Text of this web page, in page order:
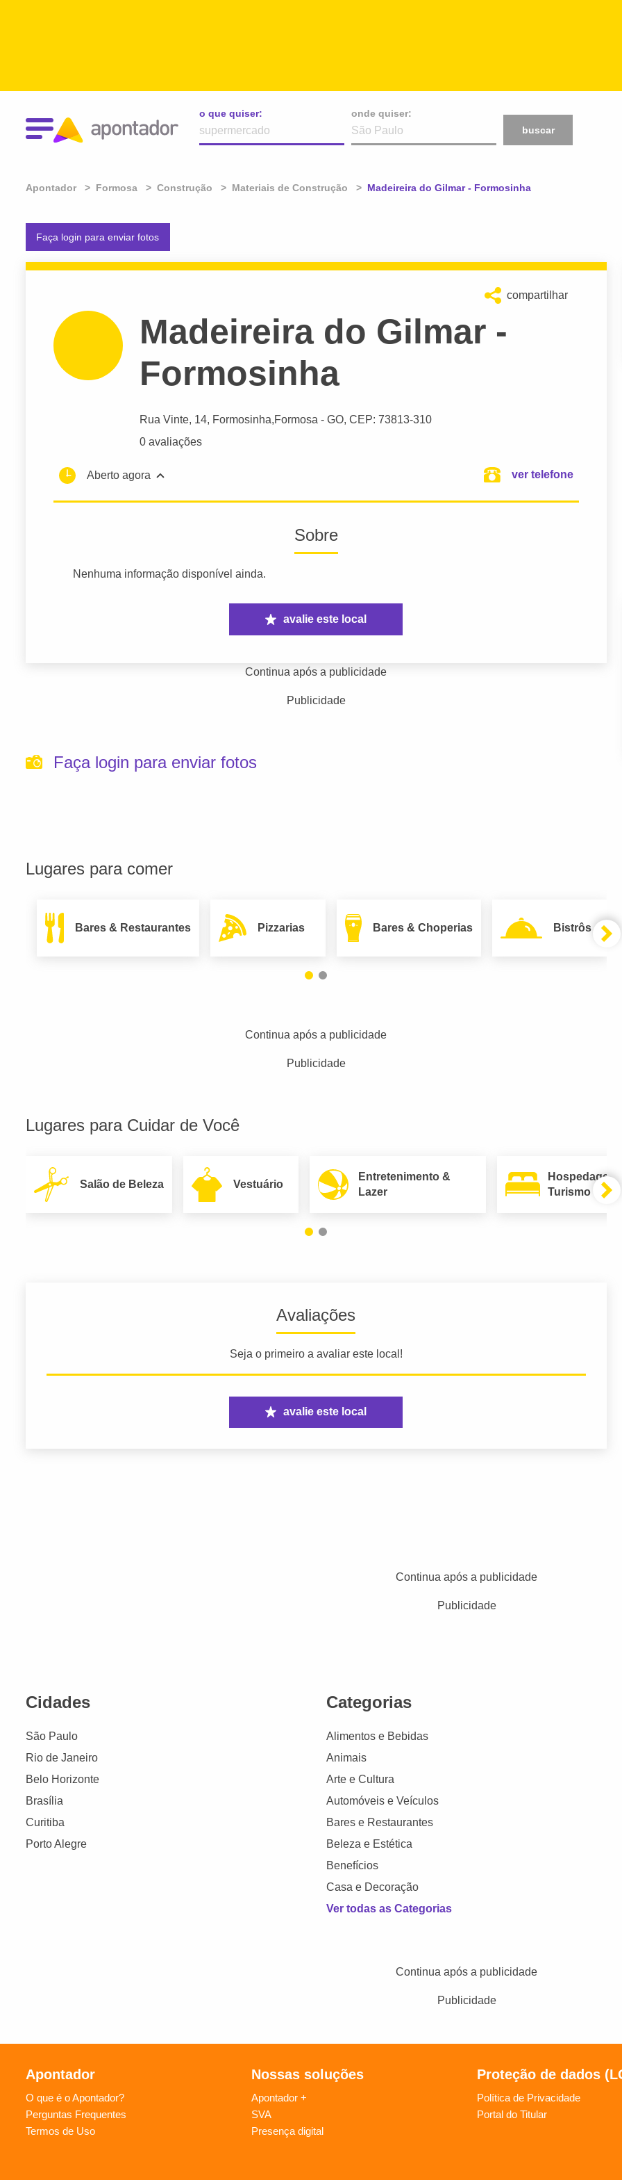
o que quiser:
onde quiser:
buscar
Apontador Formosa Construção Materiais de Construção Atual:
Madeireira do Gilmar - Formosinha
Faça login para enviar fotos
compartilhar
Madeireira do Gilmar -
Formosinha
Rua Vinte, 14, Formosinha,Formosa - GO, CEP: 73813-310
0 avaliações
Aberto agora ver telefone
Sobre
Nenhuma informação disponível ainda.
avalie este local
Continua após a publicidade
Publicidade
Faça login para enviar fotos
Lugares para comer
Bares & Restaurantes Pizzarias Bares & Choperias Bistrôs
Continua após a publicidade
Publicidade
Lugares para Cuidar de Você
Salão de Beleza Vestuário
Entretenimento &
Lazer
Hospedagem
Turismo
Avaliações
Seja o primeiro a avaliar este local!
avalie este local
Continua após a publicidade
Publicidade
Cidades
São Paulo
Rio de Janeiro
Belo Horizonte
Brasília
Curitiba
Porto Alegre
Categorias
Alimentos e Bebidas
Animais
Arte e Cultura
Automóveis e Veículos
Bares e Restaurantes
Beleza e Estética
Benefícios
Casa e Decoração
Ver todas as Categorias
Continua após a publicidade
Publicidade
Apontador
O que é o Apontador?
Perguntas Frequentes
Termos de Uso
Nossas soluções
Apontador +
SVA
Presença digital
Proteção de dados
Política de Privacidade
Portal do Titular